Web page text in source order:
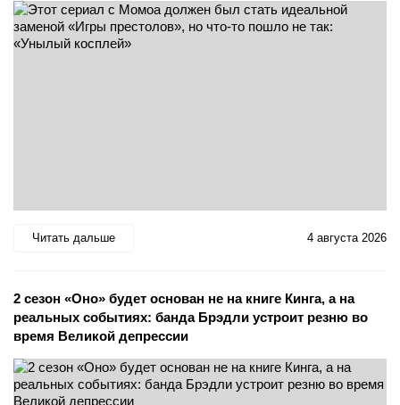
Читать дальше 4 августа 2026
2 сезон «Оно» будет основан не на книге Кинга, а на
реальных событиях: банда Брэдли устроит резню во
время Великой депрессии